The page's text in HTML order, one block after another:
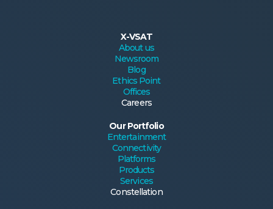
X-VSAT
About us
Newsroom
Blog
Ethics Point
Offices
Careers
Our Portfolio
Entertainment
Connectivity
Platforms
Products
Services
Constellation